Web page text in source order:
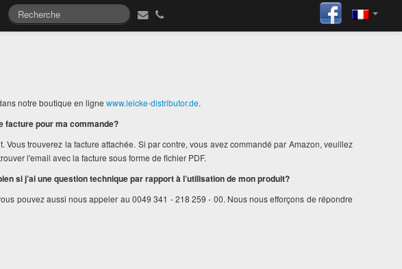
notre boutique en ligne www.leicke-distributor.de.
facture pour ma commande?
trouverez la facture attachée. Si par contre, vous avez commandé par Amazon, veuillez
l'email avec la facture sous forme de fichier PDF.
si j’ai une question technique par rapport à l’utilisation de mon produit?
pouvez aussi nous appeler au 0049 341 - 218 259 - 00. Nous nous efforçons de répondre